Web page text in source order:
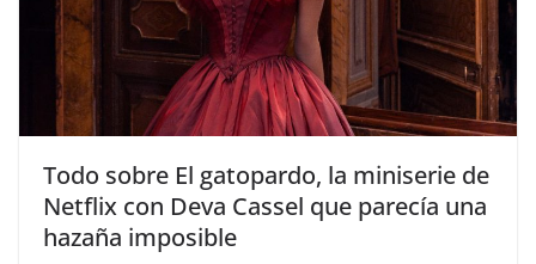
​Todo sobre El gatopardo, la miniserie de
Netflix con Deva Cassel que parecía una
hazaña imposible